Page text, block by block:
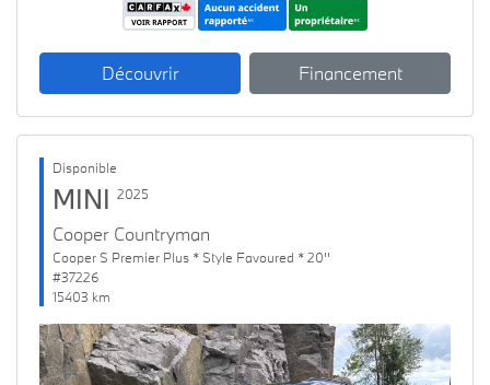
Découvrir Financement
Disponible
MINI 2025
Cooper Countryman
Cooper S Premier Plus * Style Favoured * 20''
#37226
15403 km